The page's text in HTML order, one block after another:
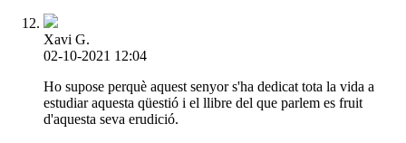
Xavi G.
02-10-2021 12:04
Ho supose perquè aquest senyor s'ha dedicat tota la vida a
estudiar aquesta qüestió i el llibre del que parlem es fruit
d'aquesta seva erudició.